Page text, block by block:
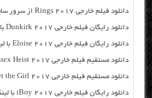
دانلود فیلم خارجی Rings 2017 از سرور سایت
دانلود رایگان فیلم خارجی Dunkirk 2017 با لینک مستقیم
دانلود رایگان فیلم خارجی Eloise 2017 با لینک مستقیم
دانلود مستقیم فیلم خارجی Essex Heist 2017 از سرور سایت
دانلود مستقیم فیلم خارجی Get the Girl 2017 از سرور سایت
دانلود رایگان فیلم خارجی iBoy 2017 با لینک مستقیم